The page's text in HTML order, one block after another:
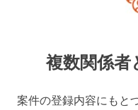
複数関係
案件の登録内容にもと